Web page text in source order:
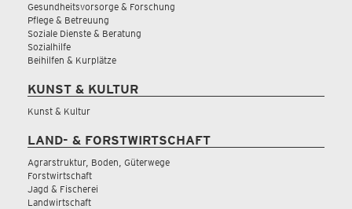
Gesundheitsvorsorge & Forschung
Pflege & Betreuung
Soziale Dienste & Beratung
Sozialhilfe
Beihilfen & Kurplätze
KUNST & KULTUR
Kunst & Kultur
LAND- & FORSTWIRTSCHAFT
Agrarstruktur, Boden, Güterwege
Forstwirtschaft
Jagd & Fischerei
Landwirtschaft